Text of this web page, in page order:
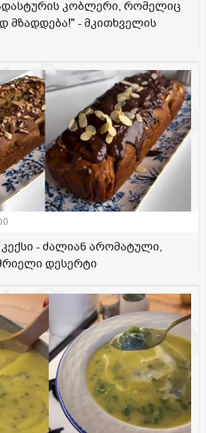
კობლერი, რომელიც
მზადდება!" - მკითხველის
- ძალიან არომატული,
დესერტი